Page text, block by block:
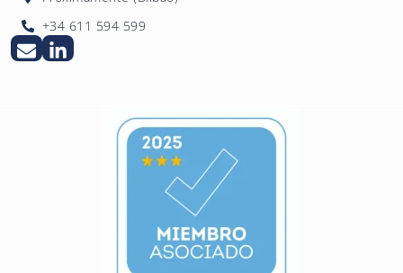
+34 611 594 599